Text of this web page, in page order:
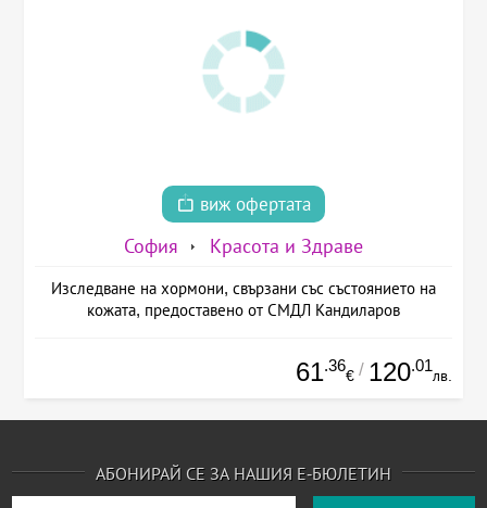
виж офертата
София Красота и Здраве
Изследване на хормони, свързани със състоянието на
кожата, предоставено от СМДЛ Кандиларов
61.36
€ / 120.01
лв.
АБОНИРАЙ СЕ ЗА НАШИЯ Е-БЮЛЕТИН